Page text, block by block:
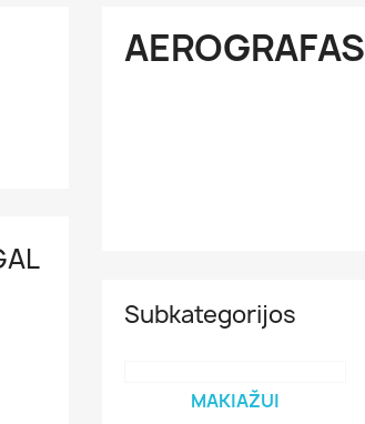
AEROGRAFAS
Subkategorijos
MAKIAŽUI